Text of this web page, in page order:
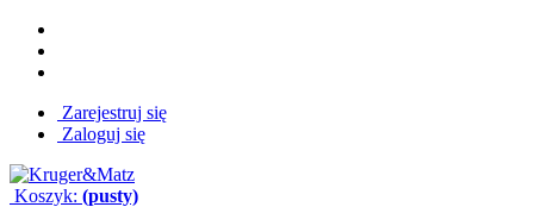
Zarejestruj się
Zaloguj się
Koszyk: (pusty)